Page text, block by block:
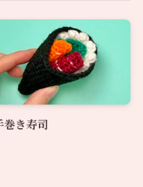
巻き寿司